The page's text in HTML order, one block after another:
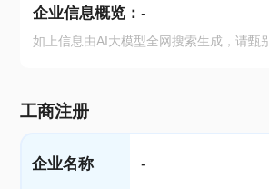
企业信息概览： -
如上信息由AI大模型全网搜索生成，请甄
工商注册
企业名称 -